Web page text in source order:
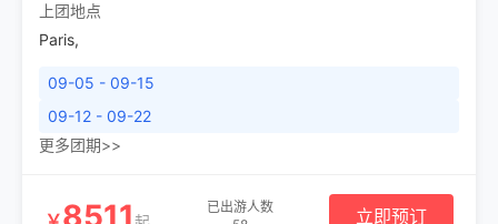
上团地点
Paris,
09-05 - 09-15
09-12 - 09-22
更多团期>>
8511
已出游人数
立即预订